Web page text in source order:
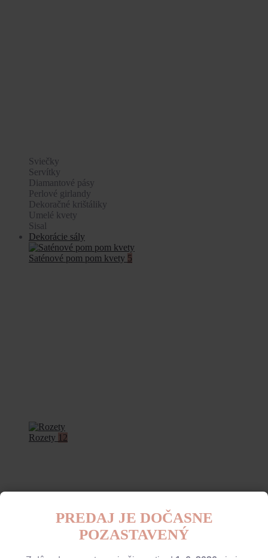
Sviečky
Servítky
Diamantové pásy
Perlové girlandy
Dekoračné krištáliky
Umelé kvety
Sisal
Dekorácie sály
Saténové pom pom kvety 5
Rozety 12
PREDAJ JE DOČASNE
POZASTAVENÝ